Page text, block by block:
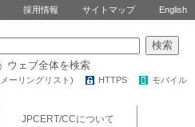
採用情報 サイトマップ English
ウェブ全体を検索
メーリングリスト ) HTTPS モバイル
JPCERT/CCについて